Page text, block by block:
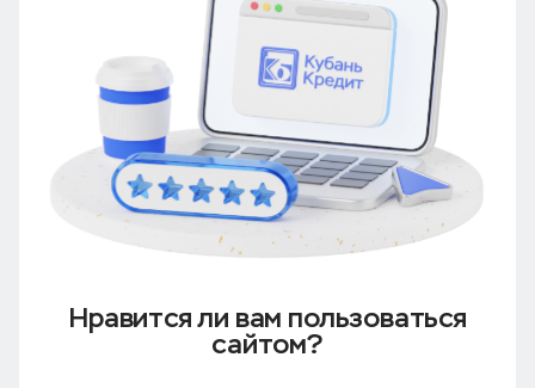
Нравится ли вам пользоваться
сайтом?